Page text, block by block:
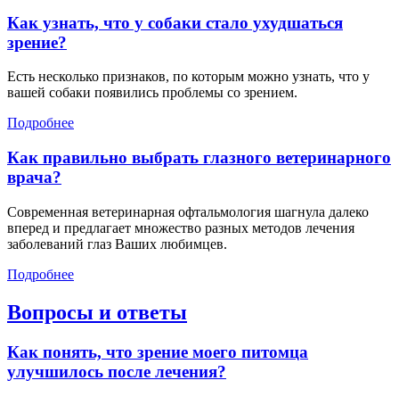
Как узнать, что у собаки стало ухудшаться
зрение?
Есть несколько признаков, по которым можно узнать, что у
вашей собаки появились проблемы со зрением.
Подробнее
Как правильно выбрать глазного ветеринарного
врача?
Современная ветеринарная офтальмология шагнула далеко
вперед и предлагает множество разных методов лечения
заболеваний глаз Ваших любимцев.
Подробнее
Вопросы и ответы
Как понять, что зрение моего питомца
улучшилось после лечения?